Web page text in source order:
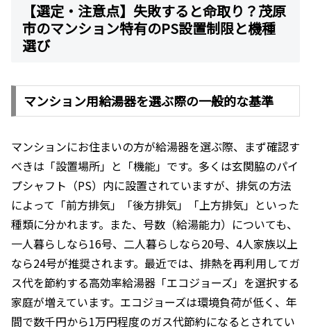
【選定・注意点】失敗すると命取り？茂原
市のマンション特有のPS設置制限と機種
選び
マンション用給湯器を選ぶ際の一般的な基準
マンションにお住まいの方が給湯器を選ぶ際、まず確認す
べきは「設置場所」と「機能」です。多くは玄関脇のパイ
プシャフト（PS）内に設置されていますが、排気の方法
によって「前方排気」「後方排気」「上方排気」といった
種類に分かれます。また、号数（給湯能力）についても、
一人暮らしなら16号、二人暮らしなら20号、4人家族以上
なら24号が推奨されます。最近では、排熱を再利用してガ
ス代を節約する高効率給湯器「エコジョーズ」を選択する
家庭が増えています。エコジョーズは環境負荷が低く、年
間で数千円から1万円程度のガス代節約になるとされてい